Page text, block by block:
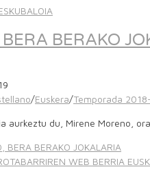
BERAKO
/Euskera/Temporada
aurkeztu du, Mirene Moreno,
BERA BERAKO JOKALARIA